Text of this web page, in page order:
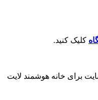
کلیک کنید.
برای خانه هوشمند لایت